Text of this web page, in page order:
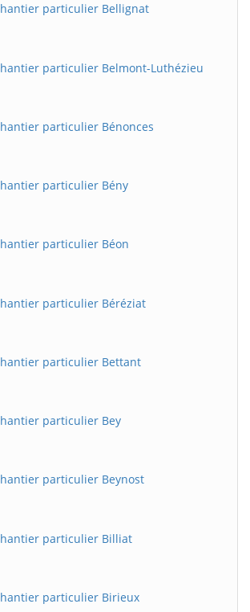
particulier Bellignat
particulier Belmont-Luthézieu
particulier Bénonces
particulier Bény
particulier Béon
particulier Béréziat
particulier Bettant
particulier Bey
particulier Beynost
particulier Billiat
particulier Birieux